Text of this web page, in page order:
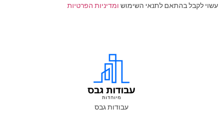
עשוי לקבל בהתאם לתנאי השימוש ומדיניות הפרטיות
עבודות גבס